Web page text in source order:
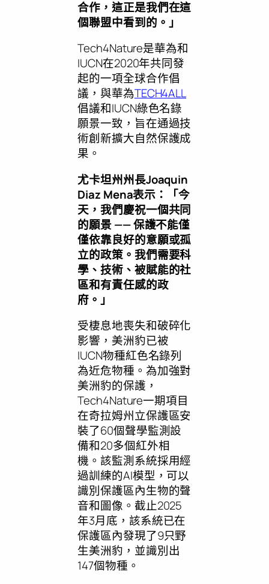
合作，這正是我們在這
個聯盟中看到的。 」
Tech4Nature是華為和
IUCN在2020年共同發
起的一項全球合作倡
議，與華為TECH4ALL
倡議和IUCN綠色名錄
願景一致，旨在通過技
術創新擴大自然保護成
果。
尤卡坦州州長Joaquin
Diaz Mena表示： 「今
天，我們慶祝一個共同
的願景——保護不能僅
僅依靠良好的意願或孤
立的政策。我們需要科
學、技術、被賦能的社
區和有責任感的政
府。 」
受棲息地喪失和破碎化
影響，美洲豹已被
IUCN物種紅色名錄列
為近危物種。為加強對
美洲豹的保護，
Tech4Nature一期項目
在奇拉姆州立保護區安
裝了60個聲學監測設
備和20多個紅外相
機。該監測系統採用經
過訓練的AI模型，可以
識別保護區內生物的聲
音和圖像。截止2025
年3月底，該系統已在
保護區內發現了9只野
生美洲豹，並識別出
147個物種。